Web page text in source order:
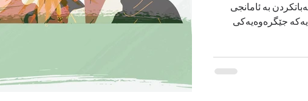
بە ئامانجی
جێگرەوەیەکی